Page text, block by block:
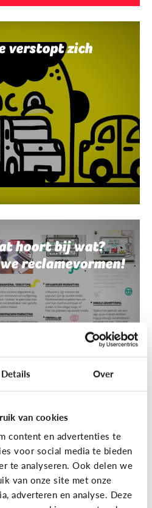
Details Over
van cookies
content en advertenties te
voor social media te bieden
te analyseren. Ook delen we
van onze site met onze
adverteren en analyse. Deze
verstopt zich
hoort bij wat?
reclamevormen!